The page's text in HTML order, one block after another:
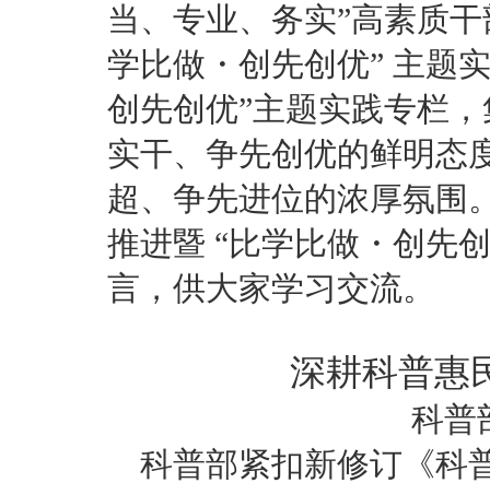
当、专业、务实”高素质
学比做・创先创优” 主题
创先创优”主题实践专栏
实干、争先创优的鲜明态
超、争先进位的浓厚氛围
推进暨 “比学比做・创先
言，供大家学习交流。
深耕科普惠
科普
科普部紧扣新修订《科